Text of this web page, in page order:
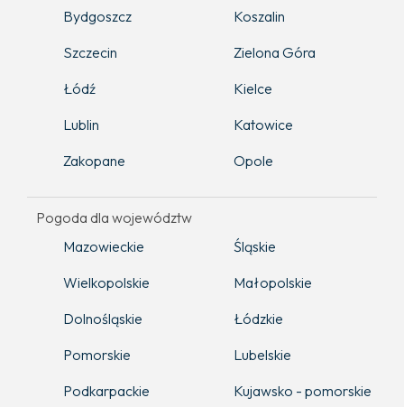
Bydgoszcz
Koszalin
Szczecin
Zielona Góra
Łódź
Kielce
Lublin
Katowice
Zakopane
Opole
Pogoda dla województw
Mazowieckie
Śląskie
Wielkopolskie
Małopolskie
Dolnośląskie
Łódzkie
Pomorskie
Lubelskie
Podkarpackie
Kujawsko - pomorskie